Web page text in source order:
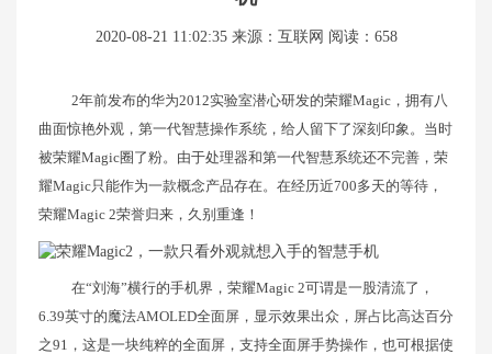
2020-08-21 11:02:35 来源：互联网 阅读：658
2年前发布的华为2012实验室潜心研发的荣耀Magic，拥有八
曲面惊艳外观，第一代智慧操作系统，给人留下了深刻印象。当时
被荣耀Magic圈了粉。由于处理器和第一代智慧系统还不完善，荣
耀Magic只能作为一款概念产品存在。在经历近700多天的等待，
荣耀Magic 2荣誉归来，久别重逢！
在“刘海”横行的手机界，荣耀Magic 2可谓是一股清流了，
6.39英寸的魔法AMOLED全面屏，显示效果出众，屏占比高达百分
之91，这是一块纯粹的全面屏，支持全面屏手势操作，也可根据使